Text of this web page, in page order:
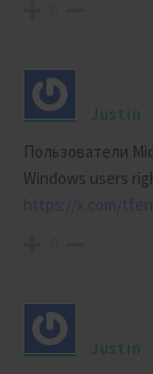
Justin
Пользователи
Windows users
https://x.com/
Justin